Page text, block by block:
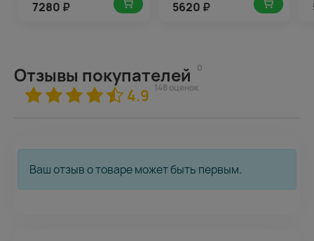
7280 ₽ 5620 ₽
Отзывы покупателей 0
4.9 148 оценок
Ваш отзыв о товаре может быть первым.